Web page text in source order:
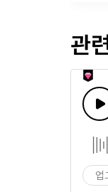
관
업